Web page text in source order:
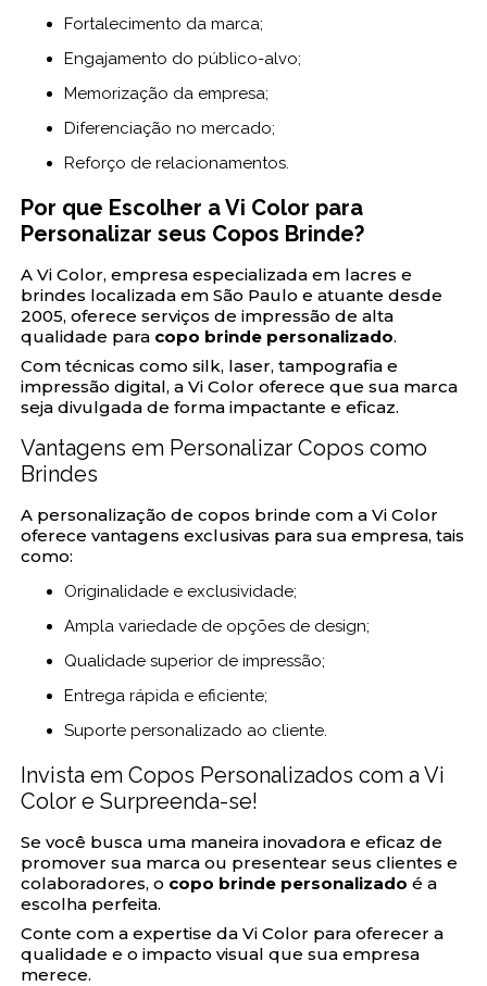
Fortalecimento da marca;
Engajamento do público-alvo;
Memorização da empresa;
Diferenciação no mercado;
Reforço de relacionamentos.
Por que Escolher a Vi Color para
Personalizar seus Copos Brinde?
A Vi Color, empresa especializada em lacres e
brindes localizada em São Paulo e atuante desde
2005, oferece serviços de impressão de alta
qualidade para copo brinde personalizado.
Com técnicas como silk, laser, tampografia e
impressão digital, a Vi Color oferece que sua marca
seja divulgada de forma impactante e eficaz.
Vantagens em Personalizar Copos como
Brindes
A personalização de copos brinde com a Vi Color
oferece vantagens exclusivas para sua empresa, tais
como:
Originalidade e exclusividade;
Ampla variedade de opções de design;
Qualidade superior de impressão;
Entrega rápida e eficiente;
Suporte personalizado ao cliente.
Invista em Copos Personalizados com a Vi
Color e Surpreenda-se!
Se você busca uma maneira inovadora e eficaz de
promover sua marca ou presentear seus clientes e
colaboradores, o copo brinde personalizado é a
escolha perfeita.
Conte com a expertise da Vi Color para oferecer a
qualidade e o impacto visual que sua empresa
merece.